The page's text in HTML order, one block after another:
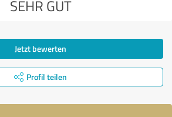
SEHR GUT
Jetzt bewerten
Profil teilen